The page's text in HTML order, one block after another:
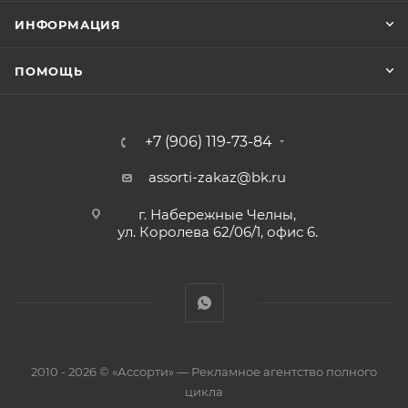
ИНФОРМАЦИЯ
ПОМОЩЬ
+7 (906) 119-73-84
assorti-zakaz@bk.ru
г. Набережные Челны,
ул. Королева 62/06/1, офис 6.
2010 - 2026 © «Ассорти» — Рекламное агентство полного
цикла